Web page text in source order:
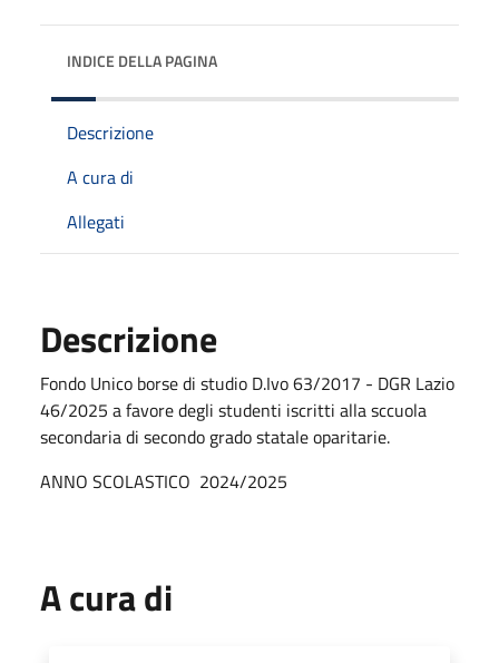
INDICE DELLA PAGINA
Descrizione
A cura di
Allegati
Descrizione
Fondo Unico borse di studio D.Ivo 63/2017 - DGR Lazio
46/2025 a favore degli studenti iscritti alla sccuola
secondaria di secondo grado statale oparitarie.
ANNO SCOLASTICO 2024/2025
A cura di